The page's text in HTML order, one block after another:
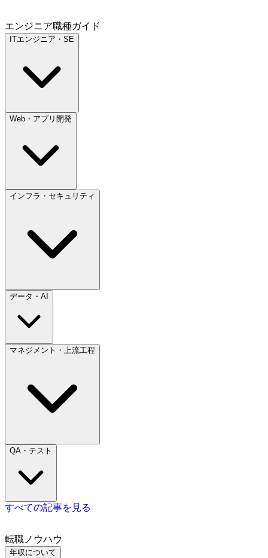
エンジニア職種ガイド
ITエンジニア・SE
Web・アプリ開発
インフラ・セキュリティ
データ・AI
マネジメント・上流工程
QA・テスト
すべての記事を見る
転職ノウハウ
年収について